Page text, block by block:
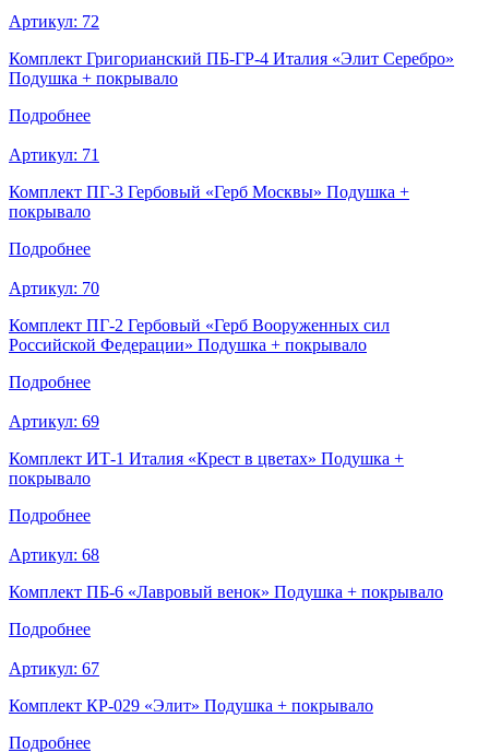
Артикул: 72
Комплект Григорианский ПБ-ГР-4 Италия «Элит Серебро»
Подушка + покрывало
Подробнее
Артикул: 71
Комплект ПГ-3 Гербовый «Герб Москвы» Подушка +
покрывало
Подробнее
Артикул: 70
Комплект ПГ-2 Гербовый «Герб Вооруженных сил
Российской Федерации» Подушка + покрывало
Подробнее
Артикул: 69
Комплект ИТ-1 Италия «Крест в цветах» Подушка +
покрывало
Подробнее
Артикул: 68
Комплект ПБ-6 «Лавровый венок» Подушка + покрывало
Подробнее
Артикул: 67
Комплект КР-029 «Элит» Подушка + покрывало
Подробнее